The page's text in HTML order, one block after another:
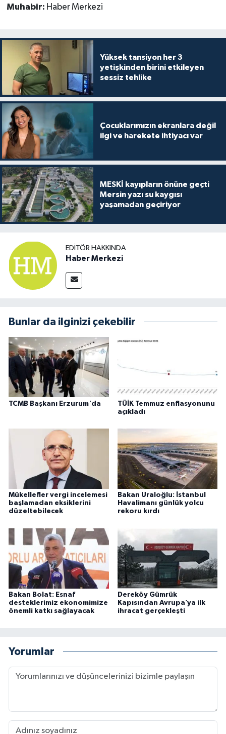
Muhabir: Haber Merkezi
Yüksek tansiyon her 3
yetişkinden birini etkileyen
sessiz tehlike
Çocuklarımızın ekranlara değil
ilgi ve harekete ihtiyacı var
MESKİ kayıpların önüne geçti
Mersin yazı su kaygısı
yaşamadan geçiriyor
EDITÖR HAKKINDA
Haber Merkezi
Bunlar da ilginizi çekebilir
TCMB Başkanı Erzurum'da
TÜİK Temmuz enflasyonunu
açıkladı
Mükellefler vergi incelemesi
başlamadan eksiklerini
düzeltebilecek
Bakan Uraloğlu: İstanbul
Havalimanı günlük yolcu
rekoru kırdı
Bakan Bolat: Esnaf
desteklerimiz ekonomimize
önemli katkı sağlayacak
Dereköy Gümrük
Kapısından Avrupa’ya ilk
ihracat gerçekleşti
Yorumlar